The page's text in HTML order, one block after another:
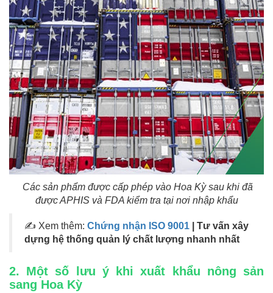
Các sản phẩm được cấp phép vào Hoa Kỳ sau khi đã
được APHIS và FDA kiểm tra tại nơi nhập khẩu
✍ Xem thêm: Chứng nhận ISO 9001 | Tư vấn xây
dựng hệ thống quản lý chất lượng nhanh nhất
2. Một số lưu ý khi xuất khẩu nông sản
sang Hoa Kỳ